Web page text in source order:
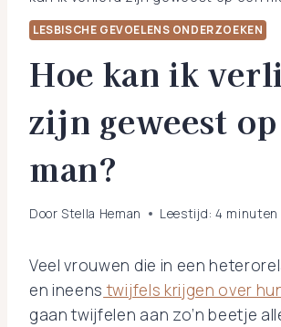
LESBISCHE GEVOELENS ONDERZOEKEN
Hoe kan ik
zijn geweest
man?
Door Stella Heman Leestijd: 4 minuten
Veel vrouwen die in een
en ineens twijfels krijgen over
gaan twijfelen aan zo’n beetje